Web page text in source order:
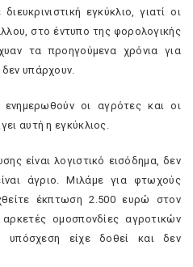
εγκύκλιο, γιατί οι
στο έντυπο της φορολογικής
τα προηγούμενα χρόνια για
δεν υπάρχουν.
οι αγρότες και οι
αυτή η εγκύκλιος.
είναι λογιστικό εισόδημα, δεν
άγριο. Μιλάμε για φτωχούς
έκπτωση 2.500 ευρώ στον
ομοσπονδίες αγροτικών
υπόσχεση είχε δοθεί και δεν